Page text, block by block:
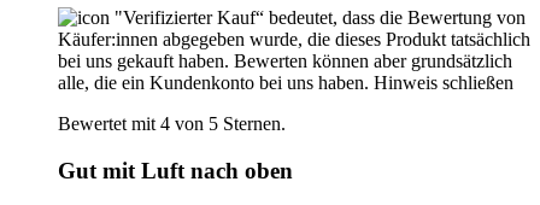
"Verifizierter Kauf“ bedeutet, dass die Bewertung von
Käufer:innen abgegeben wurde, die dieses Produkt tatsächlich
bei uns gekauft haben. Bewerten können aber grundsätzlich
alle, die ein Kundenkonto bei uns haben. Hinweis schließen
Bewertet mit 4 von 5 Sternen.
Gut mit Luft nach oben